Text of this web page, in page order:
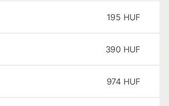
195 HUF
390 HUF
974 HUF